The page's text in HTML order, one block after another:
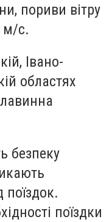
пориви вітру
м/с.
Івано-
областях
безпеку
поїздок.
поїздки